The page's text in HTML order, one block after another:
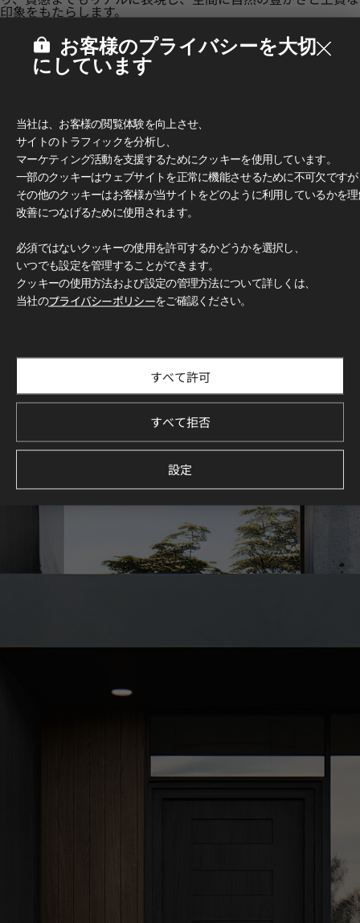
印象をもたらします。
多彩なデザインとカラー
豊富なカラーと柄で、無限のデザイン可能性をお楽しみいただ
けます。 クラシックな木目柄からモダンなグレー、トレンド
感のあふれるアクセントカラーまで、 独創的で洗練された空
LX Hausys Exterior Filmを使用した住宅・商業施設のデザイ
ン事例をご紹介します。
お客様のプライバシーを大切
にしています
当社は、お客様の閲覧体験を向上させ、
サイトのトラフィックを分析し、
マーケティング活動を支援するためにクッキーを使用しています。
一部のクッキーはウェブサイトを正常に機能させるために不可欠です
その他のクッキーはお客様が当サイトをどのように利用しているかを
改善につなげるために使用されます。
必須ではないクッキーの使用を許可するかどうかを選択し、
いつでも設定を管理することができます。
クッキーの使用方法および設定の管理方法について詳しくは、
当社のプライバシーポリシーをご確認ください。
すべて許可
すべて拒否
設定